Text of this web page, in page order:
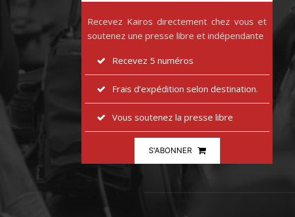
Recevez Kairos directement chez vous et
soutenez une presse libre et indépendante
Recevez 5 numéros
Frais d’expédition selon destination.
Vous soutenez la presse libre
S'ABONNER